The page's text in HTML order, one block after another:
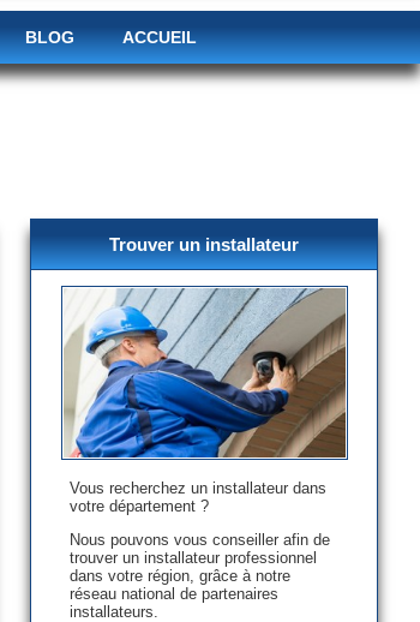
BLOG ACCUEIL
Trouver un installateur
Vous recherchez un installateur dans
votre département ?
Nous pouvons vous conseiller afin de
trouver un installateur professionnel
dans votre région, grâce à notre
réseau national de partenaires
installateurs.